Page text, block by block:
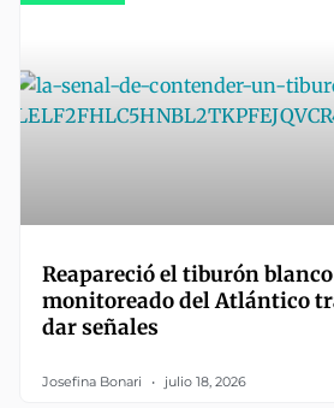
Reapareció el tiburón
monitoreado del Atlántico
dar señales
Josefina Bonari julio 18, 2026